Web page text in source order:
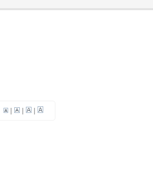
| | |